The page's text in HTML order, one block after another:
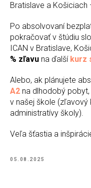
Bratislave a Košiciach
Po absolvovaní
pokračovať v štúdiu
ICAN v Bratislave,
% zľavu na ďalší kurz
Alebo, ak plánujete
A2 na dlhodobý
v našej škole (zľavový
administratívy školy).
Veľa šťastia a
05.08.2025